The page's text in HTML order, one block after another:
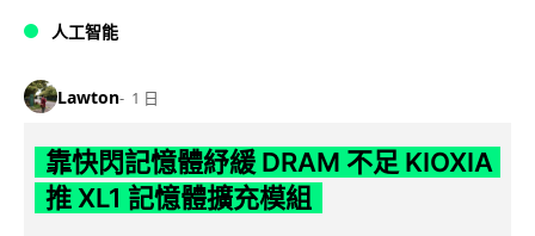
人工智能
Lawton 1 日
靠快閃記憶體紓緩 DRAM 不足 KIOXIA
推 XL1 記憶體擴充模組